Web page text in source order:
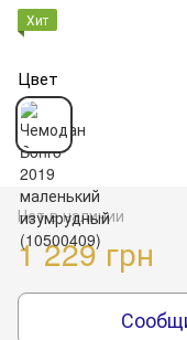
Хит
Цвет
Нет в наличии
1 229 грн